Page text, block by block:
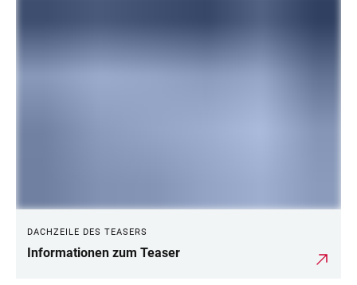
DACHZEILE DES TEASERS
Informationen zum Teaser